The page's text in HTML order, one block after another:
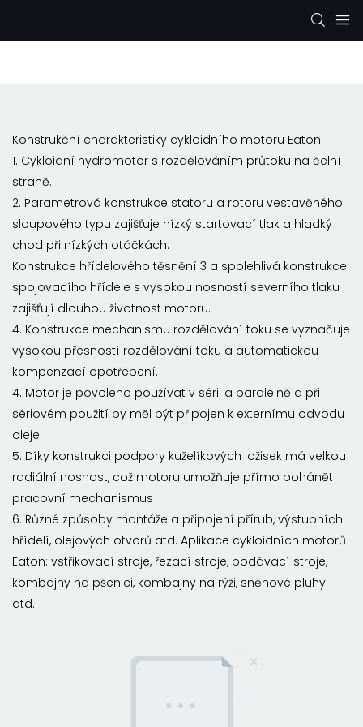
Konstrukční charakteristiky cykloidního motoru Eaton:
1. Cykloidní hydromotor s rozdělováním průtoku na čelní
straně.
2. Parametrová konstrukce statoru a rotoru vestavěného
sloupového typu zajišťuje nízký startovací tlak a hladký
chod při nízkých otáčkách.
Konstrukce hřídelového těsnění 3 a spolehlivá konstrukce
spojovacího hřídele s vysokou nosností severního tlaku
zajišťují dlouhou životnost motoru.
4. Konstrukce mechanismu rozdělování toku se vyznačuje
vysokou přesností rozdělování toku a automatickou
kompenzací opotřebení.
4. Motor je povoleno používat v sérii a paralelně a při
sériovém použití by měl být připojen k externímu odvodu
oleje.
5. Díky konstrukci podpory kuželíkových ložisek má velkou
radiální nosnost, což motoru umožňuje přímo pohánět
pracovní mechanismus
6. Různé způsoby montáže a připojení přírub, výstupních
hřídelí, olejových otvorů atd. Aplikace cykloidních motorů
Eaton: vstřikovací stroje, řezací stroje, podávací stroje,
kombajny na pšenici, kombajny na rýži, sněhové pluhy
atd.